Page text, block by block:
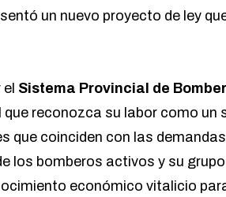
un nuevo proyecto de ley
el Sistema Provincial de
reconozca su labor como un
que coinciden con las
los bomberos activos y su
económico vitalicio